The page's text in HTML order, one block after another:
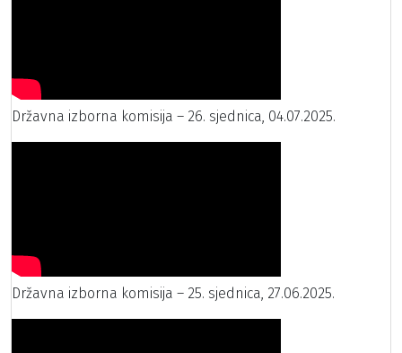
Državna izborna komisija – 26. sjednica, 04.07.2025.
Državna izborna komisija – 25. sjednica, 27.06.2025.